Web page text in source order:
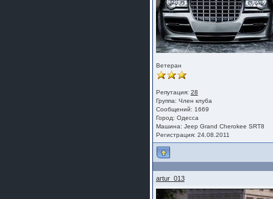
Ветеран
Репутация: 28
Группа: Член клуба
Сообщений: 1669
Город: Одесса
Машина: Jeep Grand Cherokee SRT8
Регистрация: 24.08.2011
artur_013